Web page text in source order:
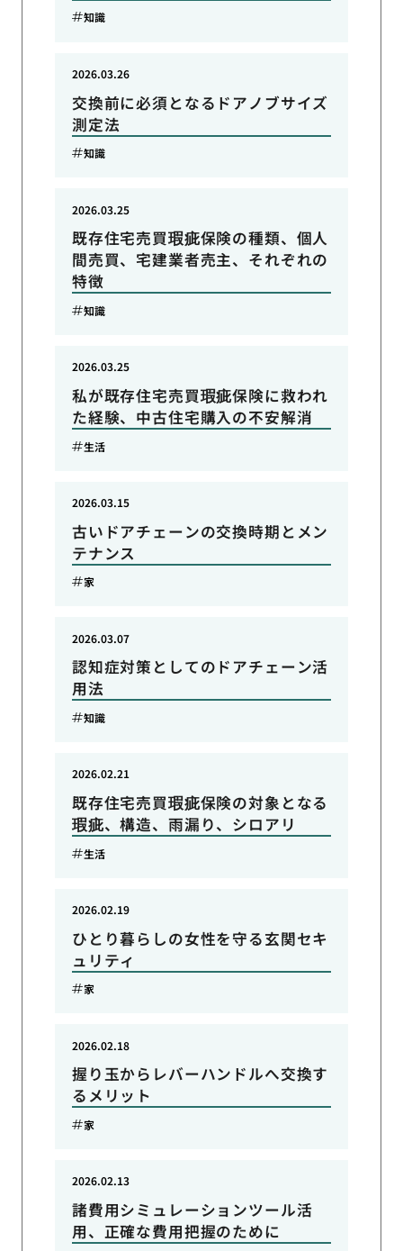
知識
交換前に必須となるドアノブサイズ
測定法
2026.03.26
知識
既存住宅売買瑕疵保険の種類、個人
間売買、宅建業者売主、それぞれの
特徴
2026.03.25
知識
私が既存住宅売買瑕疵保険に救われ
た経験、中古住宅購入の不安解消
2026.03.25
生活
古いドアチェーンの交換時期とメン
テナンス
2026.03.15
家
認知症対策としてのドアチェーン活
用法
2026.03.07
知識
既存住宅売買瑕疵保険の対象となる
瑕疵、構造、雨漏り、シロアリ
2026.02.21
生活
ひとり暮らしの女性を守る玄関セキ
ュリティ
2026.02.19
家
握り玉からレバーハンドルへ交換す
るメリット
2026.02.18
家
諸費用シミュレーションツール活
用、正確な費用把握のために
2026.02.13